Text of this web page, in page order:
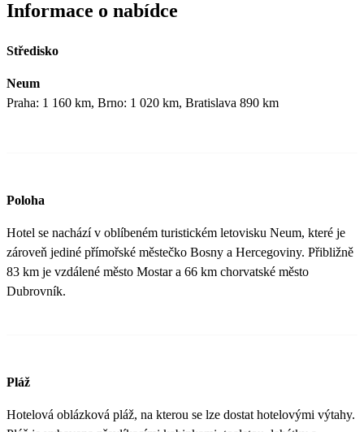
Informace o nabídce
Středisko
Neum
Praha: 1 160 km, Brno: 1 020 km, Bratislava 890 km
Poloha
Hotel se nachází v oblíbeném turistickém letovisku Neum, které je
zároveň jediné přímořské městečko Bosny a Hercegoviny. Přibližně
83 km je vzdálené město Mostar a 66 km chorvatské město
Dubrovník.
Pláž
Hotelová oblázková pláž, na kterou se lze dostat hotelovými výtahy.